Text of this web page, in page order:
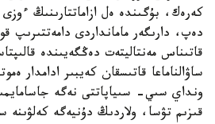
كەرەك، بۇگىندە ەل ازاماتتارىنىڭ
دەپ، دارىگەر مامانداردى دامەتتىرىپ
قاتىناس مەنتاليتەت دەڭگەيىندە
ساۋالناماعا قاتىسقان كەيبىر ادامدار
ونداي سىي- سىياپاتتى نەگە
قىزىم تۋسا، ولاردىڭ دۇنيەگە كەلۋىنە